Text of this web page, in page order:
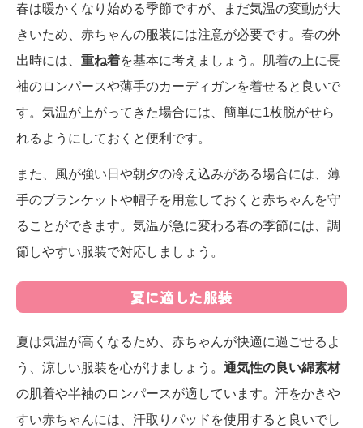
春は暖かくなり始める季節ですが、まだ気温の変動が大
きいため、赤ちゃんの服装には注意が必要です。春の外
出時には、 重ね着を基本に考えましょう。肌着の上に長
袖のロンパースや薄手のカーディガンを着せると良いで
す。気温が上がってきた場合には、簡単に1枚脱がせら
れるようにしておくと便利です。
また、風が強い日や朝夕の冷え込みがある場合には、薄
手のブランケットや帽子を用意しておくと赤ちゃんを守
ることができます。気温が急に変わる春の季節には、調
節しやすい服装で対応しましょう。
夏に適した服装
夏は気温が高くなるため、赤ちゃんが快適に過ごせるよ
う、涼しい服装を心がけましょう。 通気性の良い綿素材
の肌着や半袖のロンパースが適しています。汗をかきや
すい赤ちゃんには、汗取りパッドを使用すると良いでし